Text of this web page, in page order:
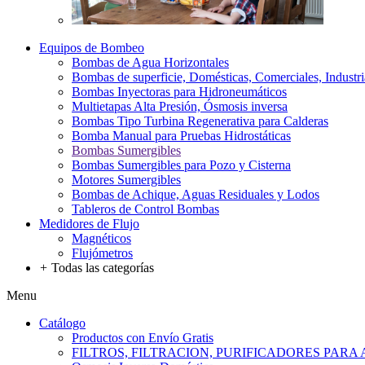
Equipos de Bombeo
Bombas de Agua Horizontales
Bombas de superficie, Domésticas, Comerciales,
Bombas Inyectoras para Hidroneumáticos
Multietapas Alta Presión, Ósmosis inversa
Bombas Tipo Turbina Regenerativa para Calderas
Bomba Manual para Pruebas Hidrostáticas
Bombas Sumergibles
Bombas Sumergibles para Pozo y Cisterna
Motores Sumergibles
Bombas de Achique, Aguas Residuales y Lodos
Tableros de Control Bombas
Medidores de Flujo
Magnéticos
Flujómetros
+ Todas las categorías
Menu
Catálogo
Productos con Envío Gratis
FILTROS, FILTRACION, PURIFICADORES PARA